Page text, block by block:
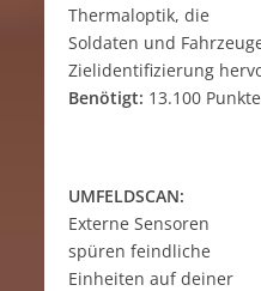
Thermaloptik, die
Soldaten und
Zielidentifizierung
Benötigt: 13.100 Punkte
UMFELDSCAN:
Externe Sensoren
spüren feindliche
Einheiten auf deiner